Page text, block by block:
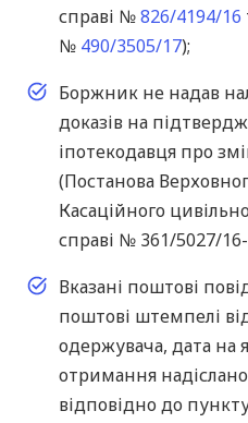
справі №826/4194/16
№ 490/3505/17);
Боржник не надав
доказів на
іпотекодавця про
(Постанова
Касаційного
справі № 361/5027/
Вказані поштові
поштові штемпелі
одержувача, дата на
отримання
відповідно до